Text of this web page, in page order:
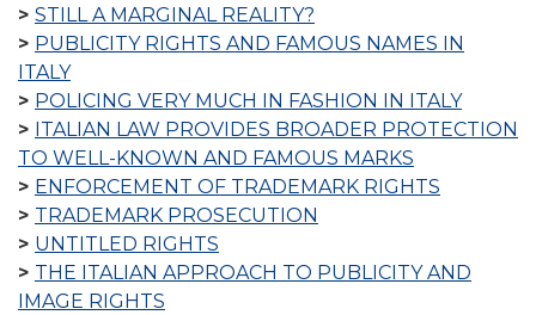
STILL A MARGINAL REALITY?
PUBLICITY RIGHTS AND FAMOUS NAMES IN
ITALY
POLICING VERY MUCH IN FASHION IN ITALY
ITALIAN LAW PROVIDES BROADER PROTECTION
TO WELL-KNOWN AND FAMOUS MARKS
ENFORCEMENT OF TRADEMARK RIGHTS
TRADEMARK PROSECUTION
UNTITLED RIGHTS
THE ITALIAN APPROACH TO PUBLICITY AND
IMAGE RIGHTS